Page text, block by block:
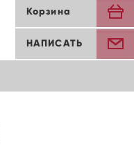
Корзина
НАПИСАТЬ